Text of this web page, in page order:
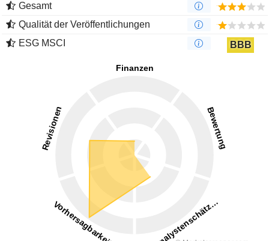
Gesamt
Qualität der Veröffentlichungen
ESG MSCI
BBB